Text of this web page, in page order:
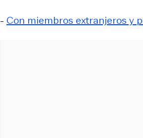
- Con miembros extranjeros y